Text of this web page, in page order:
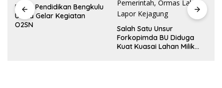
Dinas Pendidikan Bengkulu
Utara Gelar Kegiatan
O2SN
Salah Satu Unsur
Forkopimda BU Diduga
Kuat Kuasai Lahan Milik